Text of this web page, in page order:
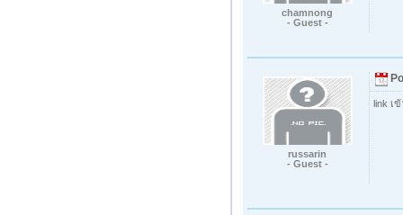
chamnong
- Guest -
russarin
- Guest -
link เ